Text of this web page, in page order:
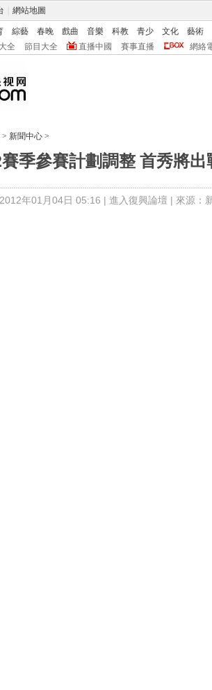
網站地圖
綜藝 春晚 戲曲 音樂 科教 青少 文化
藝術
全 節目大全 直播中國 賽事直播 網絡
> 新聞中心 >
賽季參賽計劃調整 首秀將
年01月04日 05:16 | 進入復興論壇 | 來源：